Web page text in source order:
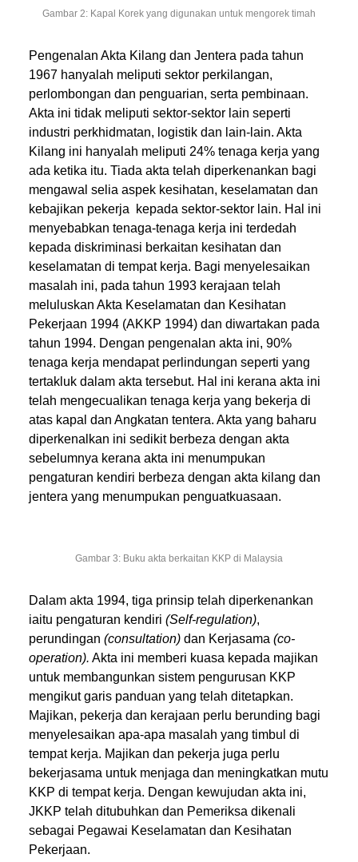
Gambar 2: Kapal Korek yang digunakan untuk mengorek timah
Pengenalan Akta Kilang dan Jentera pada tahun
1967 hanyalah meliputi sektor perkilangan,
perlombongan dan penguarian, serta pembinaan.
Akta ini tidak meliputi sektor-sektor lain seperti
industri perkhidmatan, logistik dan lain-lain. Akta
Kilang ini hanyalah meliputi 24% tenaga kerja yang
ada ketika itu. Tiada akta telah diperkenankan bagi
mengawal selia aspek kesihatan, keselamatan dan
kebajikan pekerja kepada sektor-sektor lain. Hal ini
menyebabkan tenaga-tenaga kerja ini terdedah
kepada diskriminasi berkaitan kesihatan dan
keselamatan di tempat kerja. Bagi menyelesaikan
masalah ini, pada tahun 1993 kerajaan telah
meluluskan Akta Keselamatan dan Kesihatan
Pekerjaan 1994 (AKKP 1994) dan diwartakan pada
tahun 1994. Dengan pengenalan akta ini, 90%
tenaga kerja mendapat perlindungan seperti yang
tertakluk dalam akta tersebut. Hal ini kerana akta ini
telah mengecualikan tenaga kerja yang bekerja di
atas kapal dan Angkatan tentera. Akta yang baharu
diperkenalkan ini sedikit berbeza dengan akta
sebelumnya kerana akta ini menumpukan
pengaturan kendiri berbeza dengan akta kilang dan
jentera yang menumpukan penguatkuasaan.
Gambar 3: Buku akta berkaitan KKP di Malaysia
Dalam akta 1994, tiga prinsip telah diperkenankan
iaitu pengaturan kendiri (Self-regulation),
perundingan (consultation) dan Kerjasama (co-
operation). Akta ini memberi kuasa kepada majikan
untuk membangunkan sistem pengurusan KKP
mengikut garis panduan yang telah ditetapkan.
Majikan, pekerja dan kerajaan perlu berunding bagi
menyelesaikan apa-apa masalah yang timbul di
tempat kerja. Majikan dan pekerja juga perlu
bekerjasama untuk menjaga dan meningkatkan mutu
KKP di tempat kerja. Dengan kewujudan akta ini,
JKKP telah ditubuhkan dan Pemeriksa dikenali
sebagai Pegawai Keselamatan dan Kesihatan
Pekerjaan.